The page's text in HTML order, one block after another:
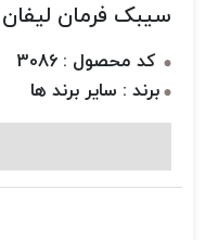
سیبک فرمان لیفان X50-لیفان 620 راست AYA
کد محصول : 3086
برند : سایر برند ها